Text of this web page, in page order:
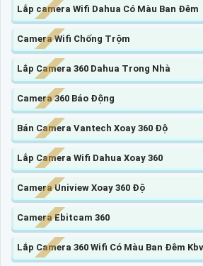
Lắp camera Wifi Dahua Có Màu Ban Đêm
Camera Wifi Chống Trộm
Lắp Camera 360 Dahua Trong Nhà
Camera 360 Báo Động
Bán Camera Vantech Xoay 360 Độ
Lắp Camera Wifi Dahua Xoay 360
Camera Uniview Xoay 360 Độ
Camera Ebitcam 360
Lắp Camera 360 Wifi Có Màu Ban Đêm